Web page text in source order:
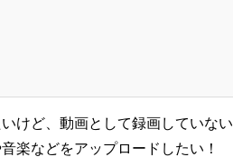
けど、動画として録画していない
楽などをアップロードしたい！